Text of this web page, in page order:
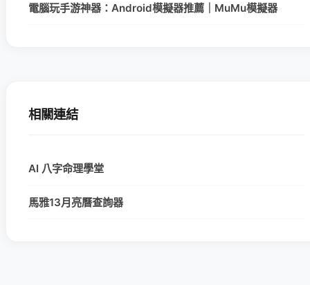
電腦玩手游神器：Android模擬器推薦｜MuMu模擬器
相關連結
AI 八字命理學堂
馬雅13月亮曆查詢器